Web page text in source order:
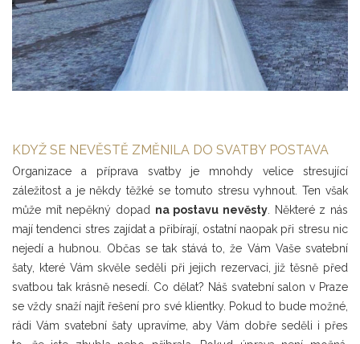
KDYŽ SE NEVĚSTĚ ZMĚNILA DO SVATBY POSTAVA
Organizace a příprava svatby je mnohdy velice stresující
záležitost a je někdy těžké se tomuto stresu vyhnout. Ten však
může mít nepěkný dopad na postavu nevěsty. Některé z nás
mají tendenci stres zajídat a přibírají, ostatní naopak při stresu nic
nejedí a hubnou. Občas se tak stává to, že Vám Vaše svatební
šaty, které Vám skvěle seděli při jejich rezervaci, již těsně před
svatbou tak krásně nesedí. Co dělat? Náš svatební salon v Praze
se vždy snaží najít řešení pro své klientky. Pokud to bude možné,
rádi Vám svatební šaty upravíme, aby Vám dobře seděli i přes